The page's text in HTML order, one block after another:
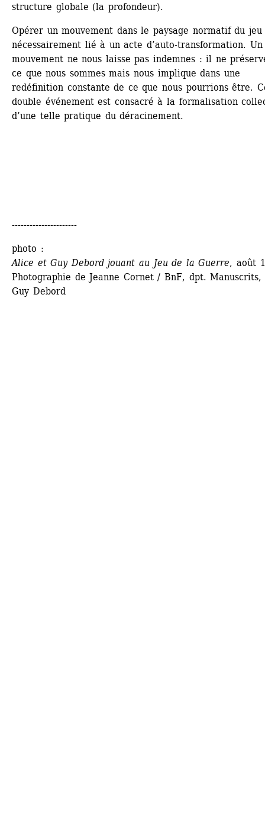
structure globale (la profondeur).
Opérer un mouvement dans le paysage normatif du jeu
nécessairement lié à un acte d’auto-transformation.
mouvement ne nous laisse pas indemnes : il ne
ce que nous sommes mais nous implique dans une
redéfinition constante de ce que nous pourrions être.
double événement est consacré à la formalisation
d’une telle pratique du déracinement.
----------------------
photo :
Alice et Guy Debord jouant au Jeu de la Guerre, août
Photographie de Jeanne Cornet / BnF, dpt. Manuscrits,
Guy Debord